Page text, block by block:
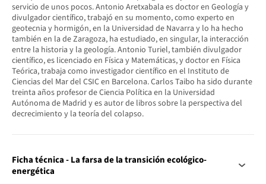
servicio de unos pocos. Antonio Aretxabala es doctor en Geología y
divulgador científico, trabajó en su momento, como experto en
geotecnia y hormigón, en la Universidad de Navarra y lo ha hecho
también en la de Zaragoza, ha estudiado, en singular, la interacción
entre la historia y la geología. Antonio Turiel, también divulgador
científico, es licenciado en Física y Matemáticas, y doctor en Física
Teórica, trabaja como investigador científico en el Instituto de
Ciencias del Mar del CSIC en Barcelona. Carlos Taibo ha sido durante
treinta años profesor de Ciencia Política en la Universidad
Autónoma de Madrid y es autor de libros sobre la perspectiva del
decrecimiento y la teoría del colapso.
Ficha técnica - La farsa de la transición ecológico-
energética